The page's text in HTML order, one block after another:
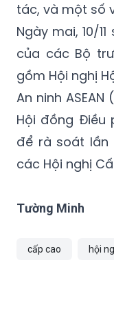
tác, và một số
Ngày mai, 10/
của các Bộ
gồm Hội nghị
An ninh
Hội đồng Điều
để rà soát lần
các Hội nghị
Tường Minh
cấp cao hội